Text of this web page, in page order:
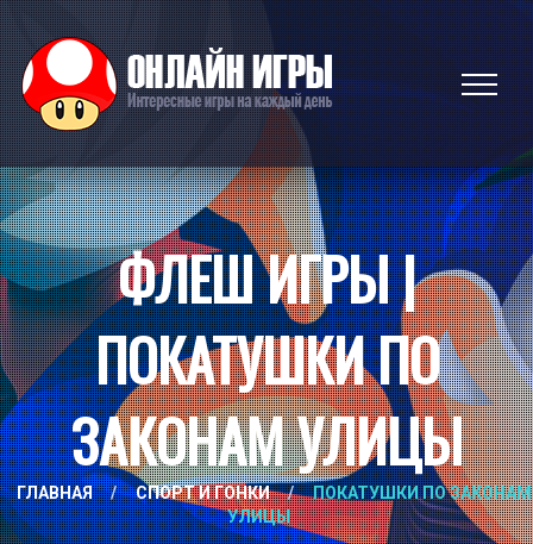
ФЛЕШ ИГРЫ |
ПОКАТУШКИ ПО
ЗАКОНАМ УЛИЦЫ
ГЛАВНАЯ / СПОРТ И ГОНКИ /
ПОКАТУШКИ ПО ЗАКОНАМ
УЛИЦЫ